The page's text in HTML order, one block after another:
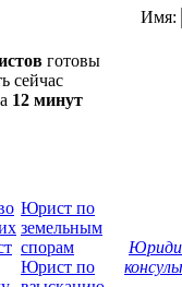
готовы
сейчас
12 минут
Имя:
Юрист по
земельным
спорам
Юрист по